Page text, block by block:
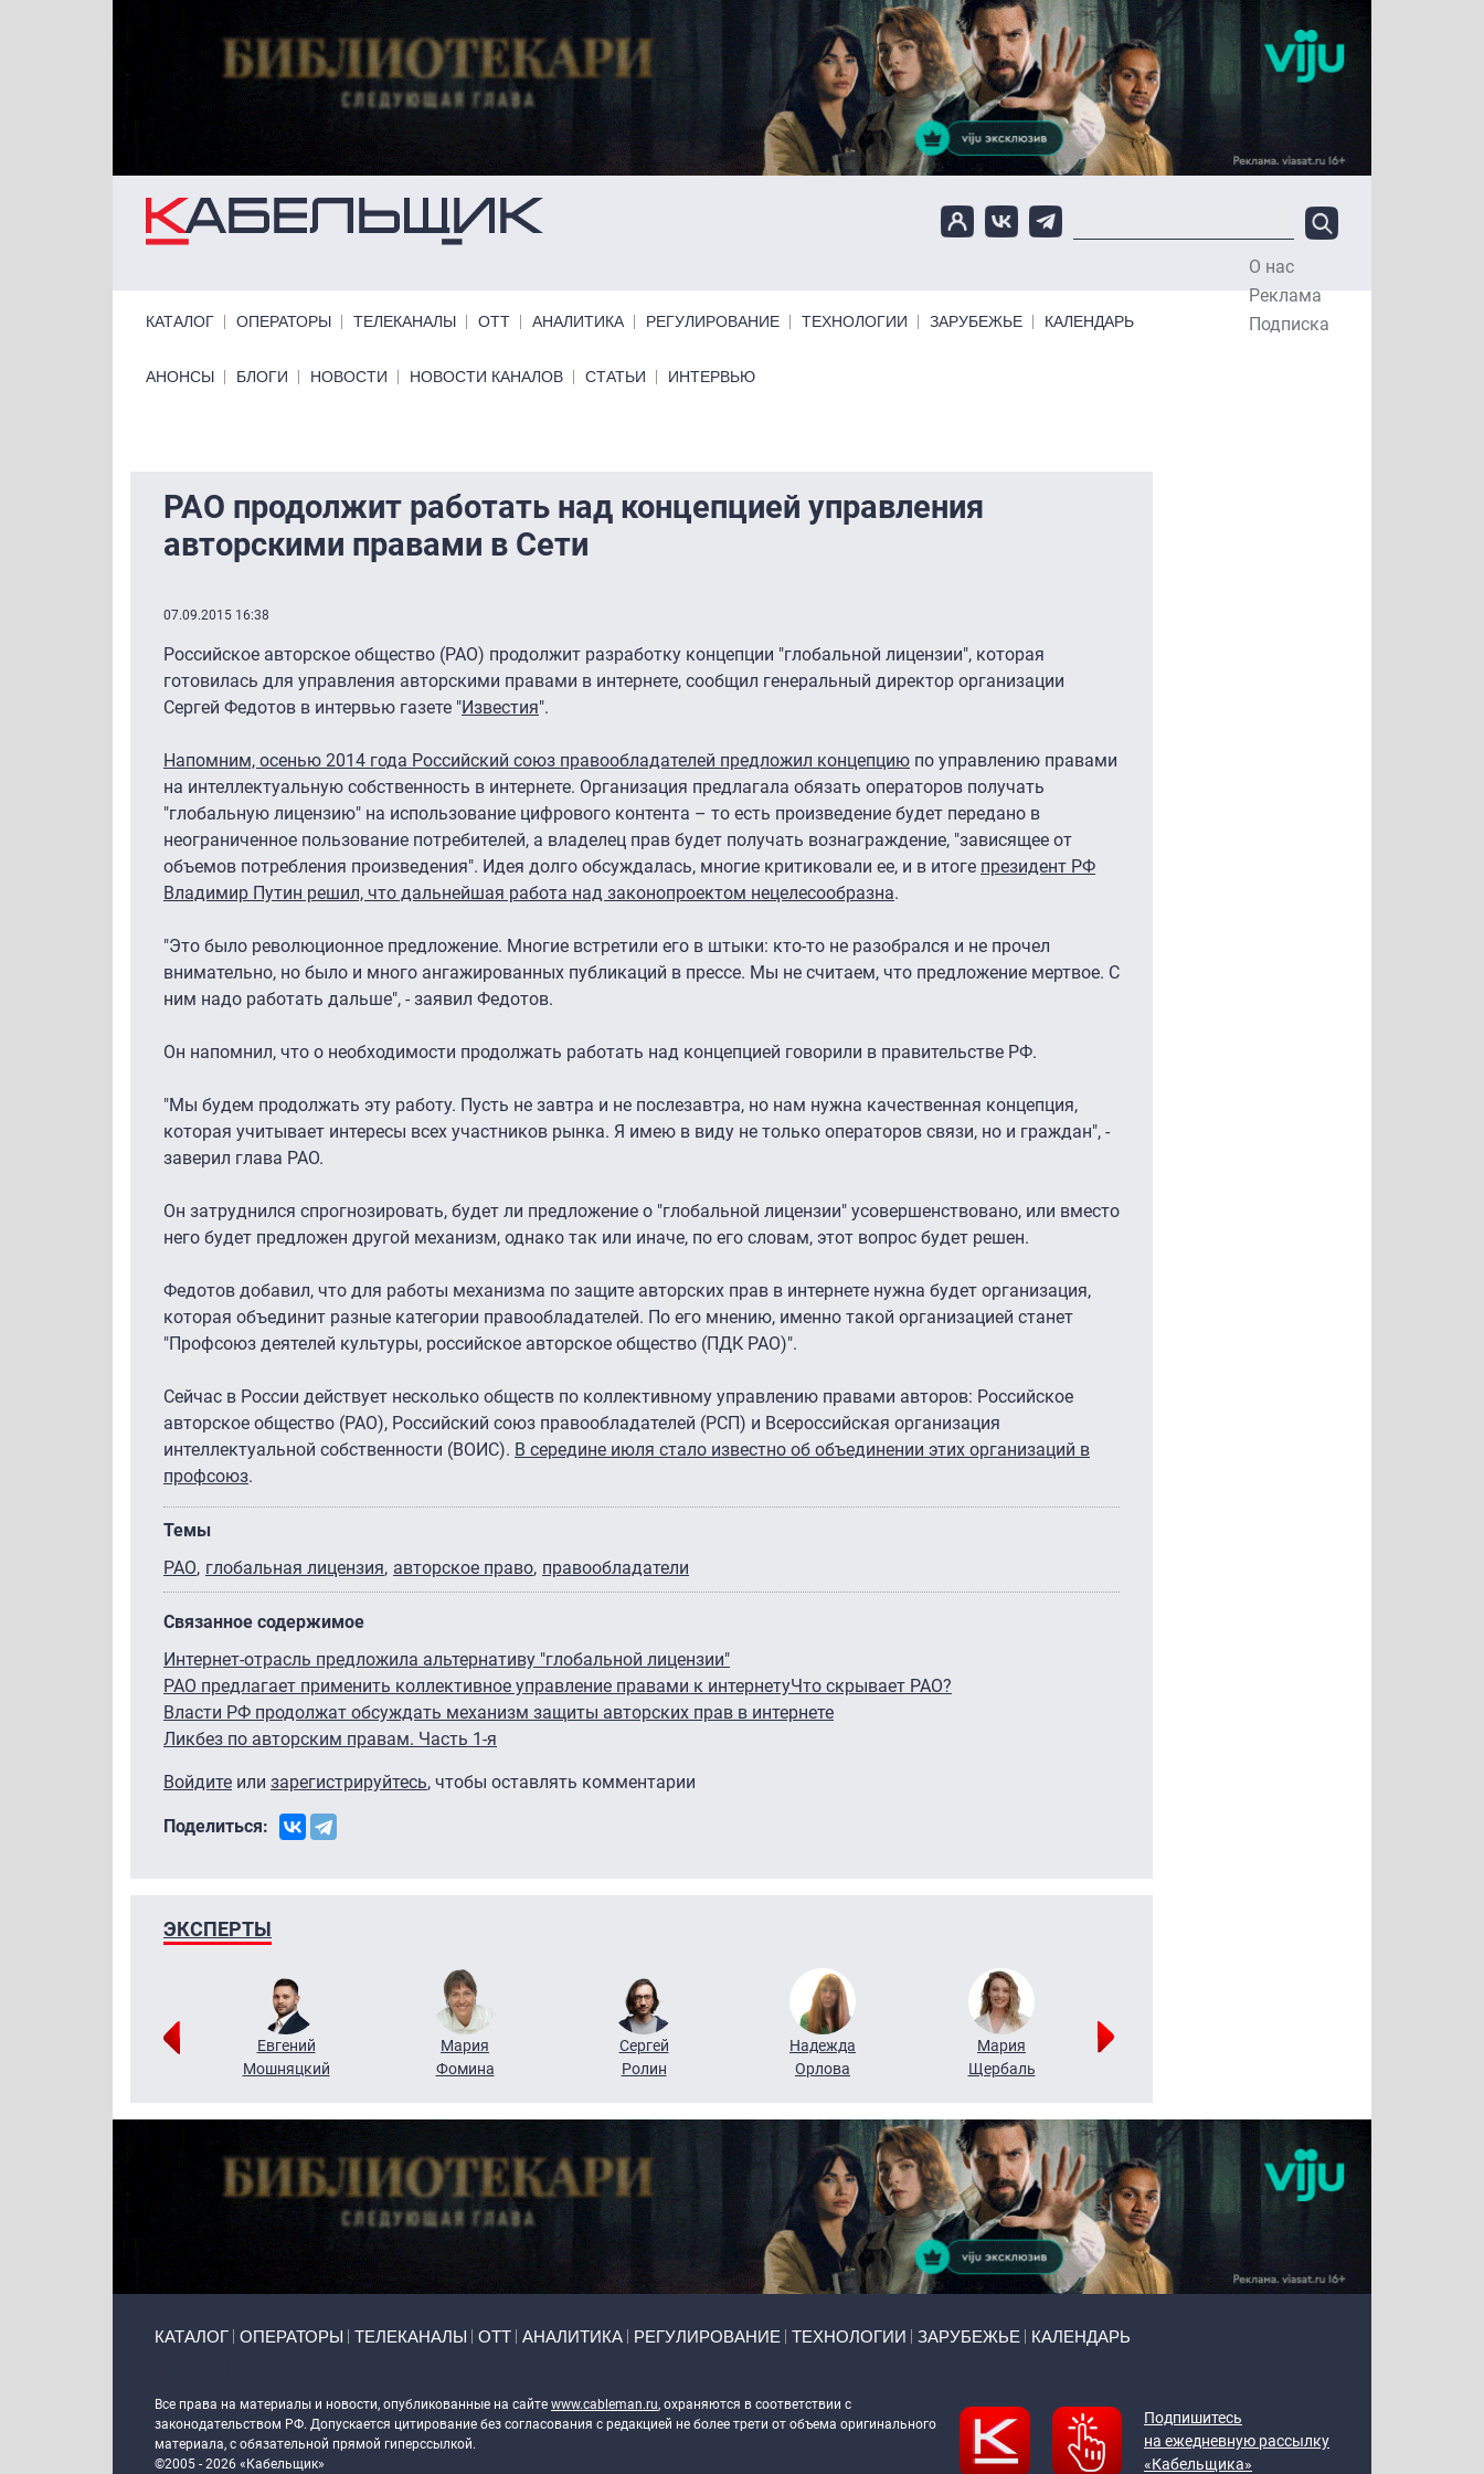
О нас
Реклама
Подписка
КАТАЛОГ ОПЕРАТОРЫ ТЕЛЕКАНАЛЫ ОТТ АНАЛИТИКА РЕГУЛИРОВАНИЕ ТЕХНОЛОГИИ ЗАРУБЕЖЬЕ КАЛЕНДАРЬ
Primary links bottom
АНОНСЫ БЛОГИ НОВОСТИ НОВОСТИ КАНАЛОВ СТАТЬИ ИНТЕРВЬЮ
РАО продолжит работать над концепцией управления
авторскими правами в Сети
07.09.2015 16:38
Российское авторское общество (РАО) продолжит разработку концепции "глобальной лицензии", которая
готовилась для управления авторскими правами в интернете, сообщил генеральный директор организации
Сергей Федотов в интервью газете "Известия".
Напомним, осенью 2014 года Российский союз правообладателей предложил концепцию по управлению правами
на интеллектуальную собственность в интернете. Организация предлагала обязать операторов получать
"глобальную лицензию" на использование цифрового контента – то есть произведение будет передано в
неограниченное пользование потребителей, а владелец прав будет получать вознаграждение, "зависящее от
объемов потребления произведения". Идея долго обсуждалась, многие критиковали ее, и в итоге президент РФ
Владимир Путин решил, что дальнейшая работа над законопроектом нецелесообразна.
"Это было революционное предложение. Многие встретили его в штыки: кто-то не разобрался и не прочел
внимательно, но было и много ангажированных публикаций в прессе. Мы не считаем, что предложение мертвое. С
ним надо работать дальше", - заявил Федотов.
Он напомнил, что о необходимости продолжать работать над концепцией говорили в правительстве РФ.
"Мы будем продолжать эту работу. Пусть не завтра и не послезавтра, но нам нужна качественная концепция,
которая учитывает интересы всех участников рынка. Я имею в виду не только операторов связи, но и граждан", -
заверил глава РАО.
Он затруднился спрогнозировать, будет ли предложение о "глобальной лицензии" усовершенствовано, или вместо
него будет предложен другой механизм, однако так или иначе, по его словам, этот вопрос будет решен.
Федотов добавил, что для работы механизма по защите авторских прав в интернете нужна будет организация,
которая объединит разные категории правообладателей. По его мнению, именно такой организацией станет
"Профсоюз деятелей культуры, российское авторское общество (ПДК РАО)".
Сейчас в России действует несколько обществ по коллективному управлению правами авторов: Российское
авторское общество (РАО), Российский союз правообладателей (РСП) и Всероссийская организация
интеллектуальной собственности (ВОИС). В середине июля стало известно об объединении этих организаций в
профсоюз.
Темы
РАО глобальная лицензия авторское право правообладатели
Связанное содержимое
Интернет-отрасль предложила альтернативу "глобальной лицензии"
РАО предлагает применить коллективное управление правами к интернетуЧто скрывает РАО?
Власти РФ продолжат обсуждать механизм защиты авторских прав в интернете
Ликбез по авторским правам. Часть 1-я
Войдите или зарегистрируйтесь, чтобы оставлять комментарии
Поделиться:
ЭКСПЕРТЫ
Евгений
Мошняцкий
Мария
Фомина
Сергей
Ролин
Надежда
Орлова
Мария
Щербаль
КАТАЛОГ ОПЕРАТОРЫ ТЕЛЕКАНАЛЫ ОТТ АНАЛИТИКА РЕГУЛИРОВАНИЕ ТЕХНОЛОГИИ ЗАРУБЕЖЬЕ КАЛЕНДАРЬ
Все права на материалы и новости, опубликованные на сайте www.cableman.ru, охраняются в соответствии с
законодательством РФ. Допускается цитирование без согласования с редакцией не более трети от объема оригинального
материала, с обязательной прямой гиперссылкой.
©2005 - 2026 «Кабельщик»
Подпишитесь
на ежедневную рассылку
«Кабельщика»